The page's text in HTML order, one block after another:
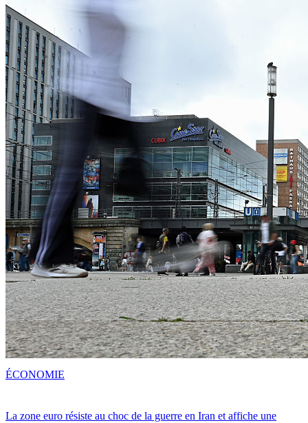
La zone euro résiste au choc de la guerre en Iran et affiche une
ÉCONOMIE